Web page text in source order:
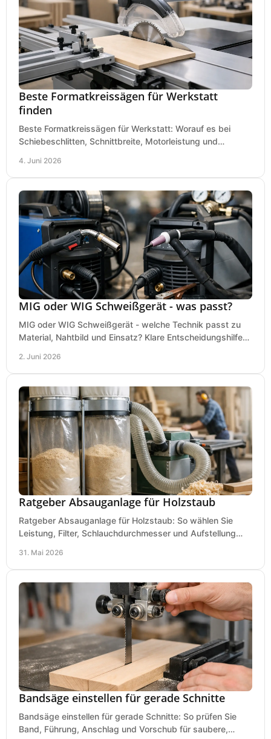
Beste Formatkreissägen für Werkstatt
finden
Beste Formatkreissägen für Werkstatt: Worauf es bei
Schiebeschlitten, Schnittbreite, Motorleistung und
4. Juni 2026
MIG oder WIG Schweißgerät - was passt?
MIG oder WIG Schweißgerät - welche Technik passt zu
Material, Nahtbild und Einsatz? Klare Entscheidungshilfe
2. Juni 2026
Ratgeber Absauganlage für Holzstaub
Ratgeber Absauganlage für Holzstaub: So wählen Sie
Leistung, Filter, Schlauchdurchmesser und Aufstellung
31. Mai 2026
Bandsäge einstellen für gerade Schnitte
Bandsäge einstellen für gerade Schnitte: So prüfen Sie
Band, Führung, Anschlag und Vorschub für saubere,